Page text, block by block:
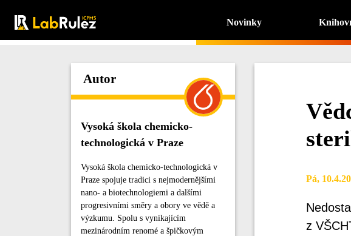
Novinky
Autor
Vysoká škola chemicko-
technologická v Praze
Vysoká škola chemicko-technologická v
Praze spojuje tradici s nejmodernějšími
nano- a biotechnologiemi a dalšími
progresivními směry a obory ve vědě a
výzkumu. Spolu s vynikajícím
mezinárodním renomé a špičkovým
Pá,
z